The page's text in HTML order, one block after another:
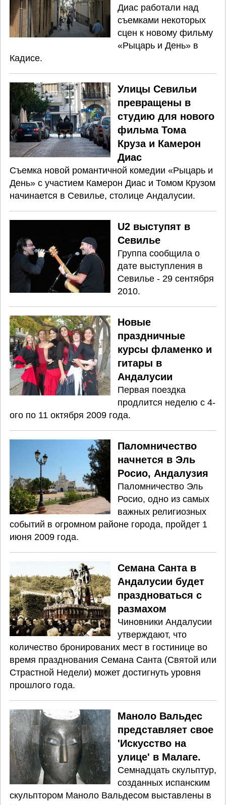
Диас работали над
съемками некоторых
сцен к новому фильму
«Рыцарь и День» в
Кадисе.
Улицы Севильи
превращены в
студию для нового
фильма Тома
Круза и Камерон
Диас
Съемка новой романтичной комедии «Рыцарь и
День» с участием Камерон Диас и Томом Крузом
начинается в Севилье, столице Андалусии.
U2 выступят в
Севилье
Группа сообщила о
дате выступления в
Севилье - 29 сентября
2010.
Новые
праздничные
курсы фламенко и
гитары в
Андалусии
Первая поездка
продлится неделю с 4-
ого по 11 октября 2009 года.
Паломничество
начнется в Эль
Росио, Андалузия
Паломничество Эль
Росио, одно из самых
важных религиозных
событий в огромном районе города, пройдет 1
июня 2009 года.
Семана Санта в
Андалусии будет
праздноваться с
размахом
Чиновники Андалусии
утверждают, что
количество бронированих мест в гостинице во
время празднования Семана Санта (Святой или
Страстной Недели) может достигнуть уровня
прошлого года.
Маноло Вальдес
представляет свое
'Искусство на
улице' в Малаге.
Семнадцать скульптур,
созданных испанским
скульптором Маноло Вальдесом выставлены в